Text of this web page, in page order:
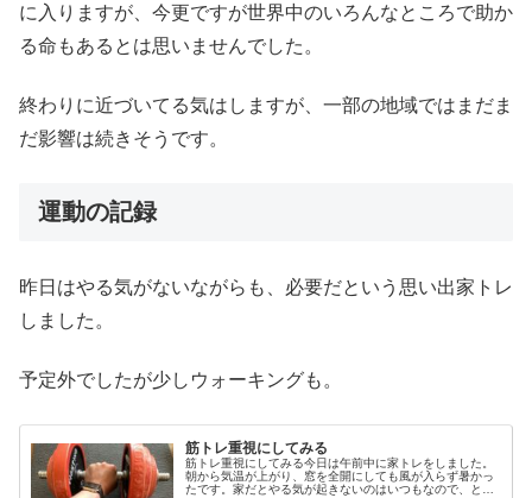
に入りますが、今更ですが世界中のいろんなところで助か
る命もあるとは思いませんでした。
終わりに近づいてる気はしますが、一部の地域ではまだま
だ影響は続きそうです。
運動の記録
昨日はやる気がないながらも、必要だという思い出家トレ
しました。
予定外でしたが少しウォーキングも。
筋トレ重視にしてみる
筋トレ重視にしてみる今日は午前中に家トレをしました。
朝から気温が上がり、窓を全開にしても風が入らず暑かっ
たです。家だとやる気が起きないのはいつもなので、とり